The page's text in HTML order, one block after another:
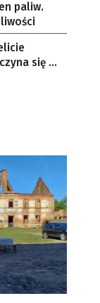
paliw.
się w